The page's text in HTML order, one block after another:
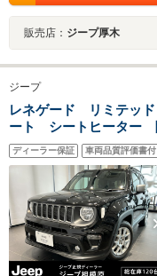
販売店： ジープ厚木
ジープ
レネゲード リミテッ
ート シートヒーター
ーキ ETC2.0 バック
ントロール 純正ナビ
キーレス
ディーラー保証 車両品質評価書付